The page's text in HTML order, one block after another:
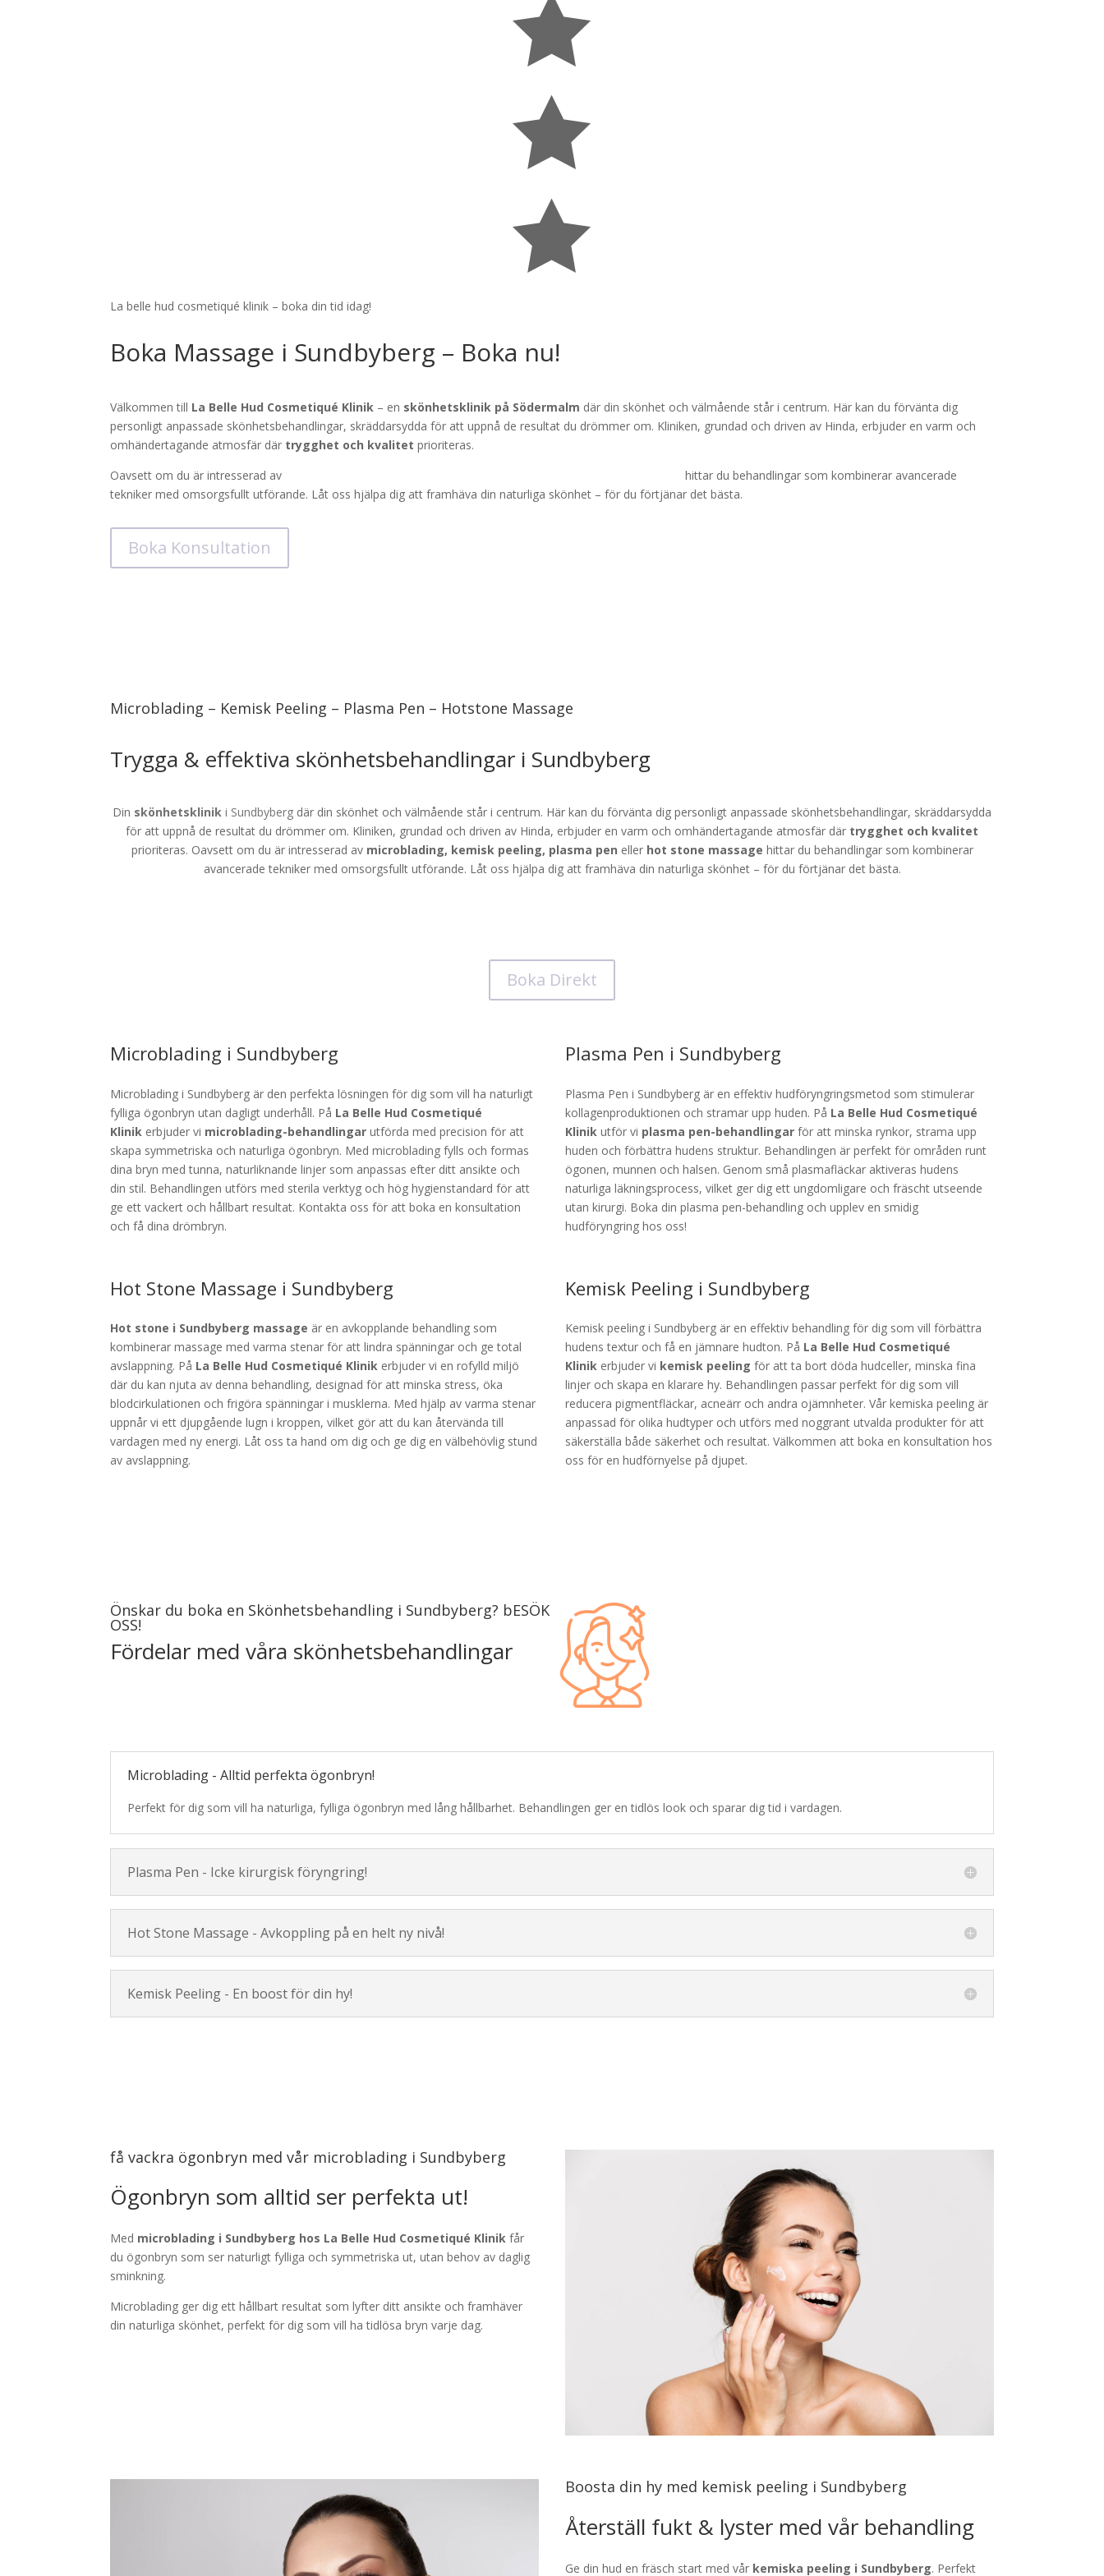



La belle hud cosmetiqué klinik – boka din tid idag!
Boka Massage i Sundbyberg – Boka nu!
Välkommen till La Belle Hud Cosmetiqué Klinik – en skönhetsklinik på Södermalm där din skönhet och välmående står i centrum. Här kan du förvänta dig
personligt anpassade skönhetsbehandlingar, skräddarsydda för att uppnå de resultat du drömmer om. Kliniken, grundad och driven av Hinda, erbjuder en varm och
omhändertagande atmosfär där trygghet och kvalitet prioriteras.
Oavsett om du är intresserad av
hittar du behandlingar som kombinerar avancerade
tekniker med omsorgsfullt utförande. Låt oss hjälpa dig att framhäva din naturliga skönhet – för du förtjänar det bästa.
Boka Konsultation
Microblading – Kemisk Peeling – Plasma Pen – Hotstone Massage
Trygga & effektiva skönhetsbehandlingar i Sundbyberg
Din skönhetsklinik i Sundbyberg där din skönhet och välmående står i centrum. Här kan du förvänta dig personligt anpassade skönhetsbehandlingar, skräddarsydda
för att uppnå de resultat du drömmer om. Kliniken, grundad och driven av Hinda, erbjuder en varm och omhändertagande atmosfär där trygghet och kvalitet
prioriteras. Oavsett om du är intresserad av microblading, kemisk peeling, plasma pen eller hot stone massage hittar du behandlingar som kombinerar
avancerade tekniker med omsorgsfullt utförande. Låt oss hjälpa dig att framhäva din naturliga skönhet – för du förtjänar det bästa.
Boka Direkt
Microblading i Sundbyberg
Microblading i Sundbyberg är den perfekta lösningen för dig som vill ha naturligt
fylliga ögonbryn utan dagligt underhåll. På La Belle Hud Cosmetiqué
Klinik erbjuder vi microblading-behandlingar utförda med precision för att
skapa symmetriska och naturliga ögonbryn. Med microblading fylls och formas
dina bryn med tunna, naturliknande linjer som anpassas efter ditt ansikte och
din stil. Behandlingen utförs med sterila verktyg och hög hygienstandard för att
ge ett vackert och hållbart resultat. Kontakta oss för att boka en konsultation
och få dina drömbryn.
Plasma Pen i Sundbyberg
Plasma Pen i Sundbyberg är en effektiv hudföryngringsmetod som stimulerar
kollagenproduktionen och stramar upp huden. På La Belle Hud Cosmetiqué
Klinik utför vi plasma pen-behandlingar för att minska rynkor, strama upp
huden och förbättra hudens struktur. Behandlingen är perfekt för områden runt
ögonen, munnen och halsen. Genom små plasmafläckar aktiveras hudens
naturliga läkningsprocess, vilket ger dig ett ungdomligare och fräscht utseende
utan kirurgi. Boka din plasma pen-behandling och upplev en smidig
hudföryngring hos oss!
Hot Stone Massage i Sundbyberg
Hot stone i Sundbyberg massage är en avkopplande behandling som
kombinerar massage med varma stenar för att lindra spänningar och ge total
avslappning. På La Belle Hud Cosmetiqué Klinik erbjuder vi en rofylld miljö
där du kan njuta av denna behandling, designad för att minska stress, öka
blodcirkulationen och frigöra spänningar i musklerna. Med hjälp av varma stenar
uppnår vi ett djupgående lugn i kroppen, vilket gör att du kan återvända till
vardagen med ny energi. Låt oss ta hand om dig och ge dig en välbehövlig stund
av avslappning.
Kemisk Peeling i Sundbyberg
Kemisk peeling i Sundbyberg är en effektiv behandling för dig som vill förbättra
hudens textur och få en jämnare hudton. På La Belle Hud Cosmetiqué
Klinik erbjuder vi kemisk peeling för att ta bort döda hudceller, minska fina
linjer och skapa en klarare hy. Behandlingen passar perfekt för dig som vill
reducera pigmentfläckar, acneärr och andra ojämnheter. Vår kemiska peeling är
anpassad för olika hudtyper och utförs med noggrant utvalda produkter för att
säkerställa både säkerhet och resultat. Välkommen att boka en konsultation hos
oss för en hudförnyelse på djupet.
Önskar du boka en Skönhetsbehandling i Sundbyberg? bESÖK
OSS!
Fördelar med våra skönhetsbehandlingar
Microblading - Alltid perfekta ögonbryn!
Perfekt för dig som vill ha naturliga, fylliga ögonbryn med lång hållbarhet. Behandlingen ger en tidlös look och sparar dig tid i vardagen.
Plasma Pen - Icke kirurgisk föryngring!
Hot Stone Massage - Avkoppling på en helt ny nivå!
Kemisk Peeling - En boost för din hy!
få vackra ögonbryn med vår microblading i Sundbyberg
Ögonbryn som alltid ser perfekta ut!
Med microblading i Sundbyberg hos La Belle Hud Cosmetiqué Klinik får
du ögonbryn som ser naturligt fylliga och symmetriska ut, utan behov av daglig
sminkning.
Microblading ger dig ett hållbart resultat som lyfter ditt ansikte och framhäver
din naturliga skönhet, perfekt för dig som vill ha tidlösa bryn varje dag.
Boosta din hy med kemisk peeling i Sundbyberg
Återställ fukt & lyster med vår behandling
Ge din hud en fräsch start med vår kemiska peeling i Sundbyberg. Perfekt